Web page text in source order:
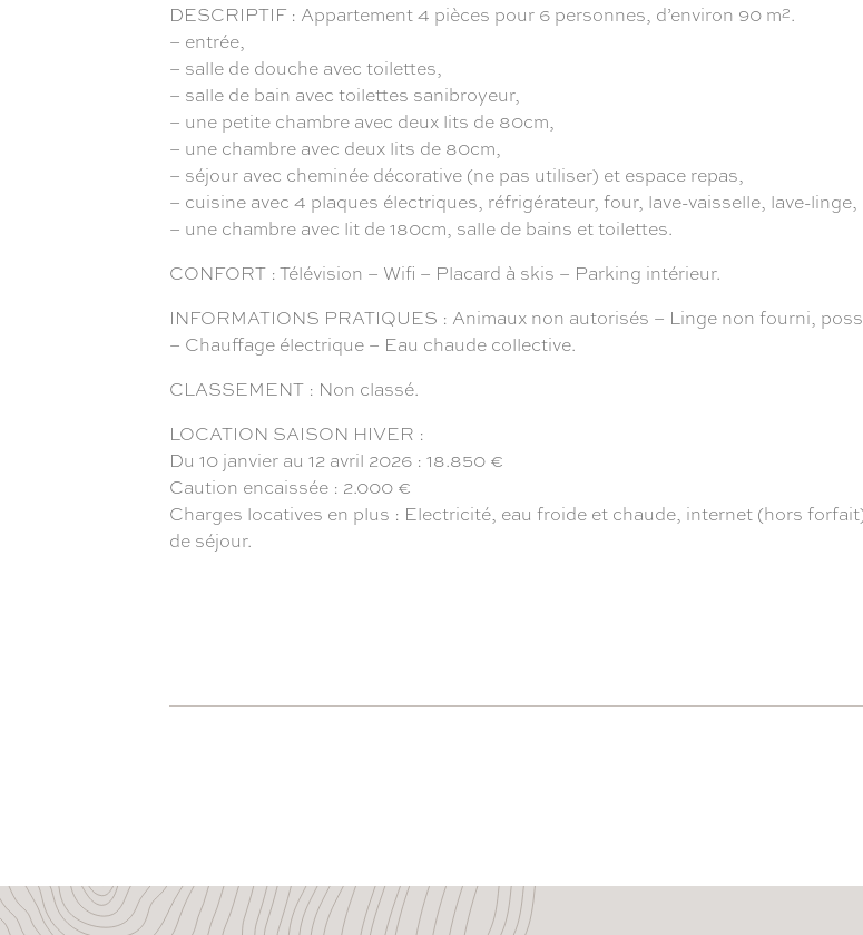
DESCRIPTIF : Appartement 4 pièces pour 6 personnes, d’environ 90 m².
– entrée,
– salle de douche avec toilettes,
– salle de bain avec toilettes sanibroyeur,
– une petite chambre avec deux lits de 80cm,
– une chambre avec deux lits de 80cm,
– séjour avec cheminée décorative (ne pas utiliser) et espace repas,
– cuisine avec 4 plaques électriques, réfrigérateur, four, lave-vaisselle, lave-linge,
– une chambre avec lit de 180cm, salle de bains et toilettes.
CONFORT : Télévision – Wifi – Placard à skis – Parking intérieur.
INFORMATIONS PRATIQUES : Animaux non autorisés – Linge non fourni,
– Chauffage électrique – Eau chaude collective.
CLASSEMENT : Non classé.
LOCATION SAISON HIVER :
Du 10 janvier au 12 avril 2026 : 18.850 €
Caution encaissée : 2.000 €
Charges locatives en plus : Electricité, eau froide et chaude, internet (hors
de séjour.